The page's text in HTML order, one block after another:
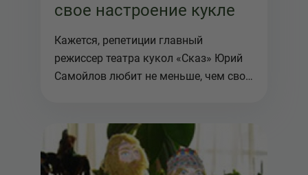
свое настроение кукле
Кажется, репетиции главный
режиссер театра кукол «Сказ» Юрий
Самойлов любит не меньше, чем свои